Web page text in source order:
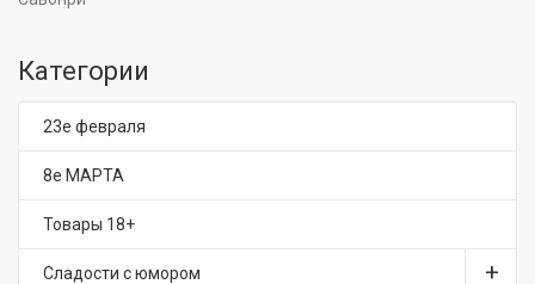
Категории
23е февраля
8е МАРТА
Товары 18+
Сладости с юмором